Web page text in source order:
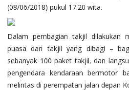
(08/06/2018) pukul 17.20 wita.
Dalam pembagian takjil dilakukan
puasa dan takjil yang dibagi –
sebanyak 100 paket takjil, dan
pengendara kendaraan bermotor
melintas di perempatan jalan depan